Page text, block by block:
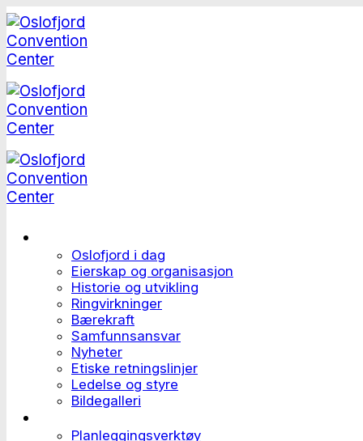
Skip
to
content
Oslofjord i dag
Eierskap og organisasjon
Historie og utvikling
Ringvirkninger
Bærekraft
Samfunnsansvar
Nyheter
Etiske retningslinjer
Ledelse og styre
Bildegalleri
Planleggingsverktøy